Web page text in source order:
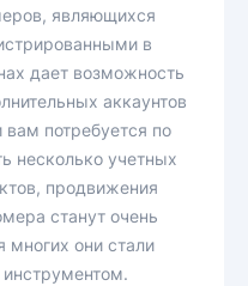
являющихся
в
дает возможность
аккаунтов
потребуется по
несколько учетных
продвижения
станут очень
они стали